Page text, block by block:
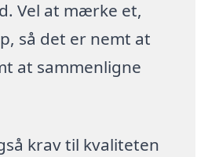
Vel at mærke et,
så det er nemt at
at sammenligne
krav til kvaliteten